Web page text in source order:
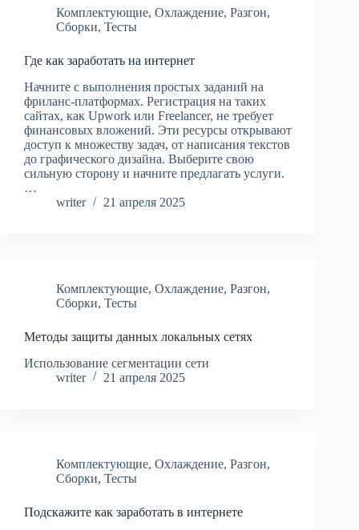
Комплектующие, Охлаждение, Разгон,
Сборки, Тесты
Где как заработать на интернет
Начните с выполнения простых заданий на
фриланс-платформах. Регистрация на таких
сайтах, как Upwork или Freelancer, не требует
финансовых вложений. Эти ресурсы открывают
доступ к множеству задач, от написания текстов
до графического дизайна. Выберите свою
сильную сторону и начните предлагать услуги.
…
writer
21 апреля 2025
Комплектующие, Охлаждение, Разгон,
Сборки, Тесты
Методы защиты данных локальных сетях
Использование сегментации сети
writer
21 апреля 2025
Комплектующие, Охлаждение, Разгон,
Сборки, Тесты
Подскажите как заработать в интернете